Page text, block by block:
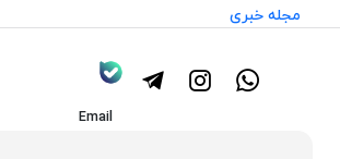
مجله خبری
Email